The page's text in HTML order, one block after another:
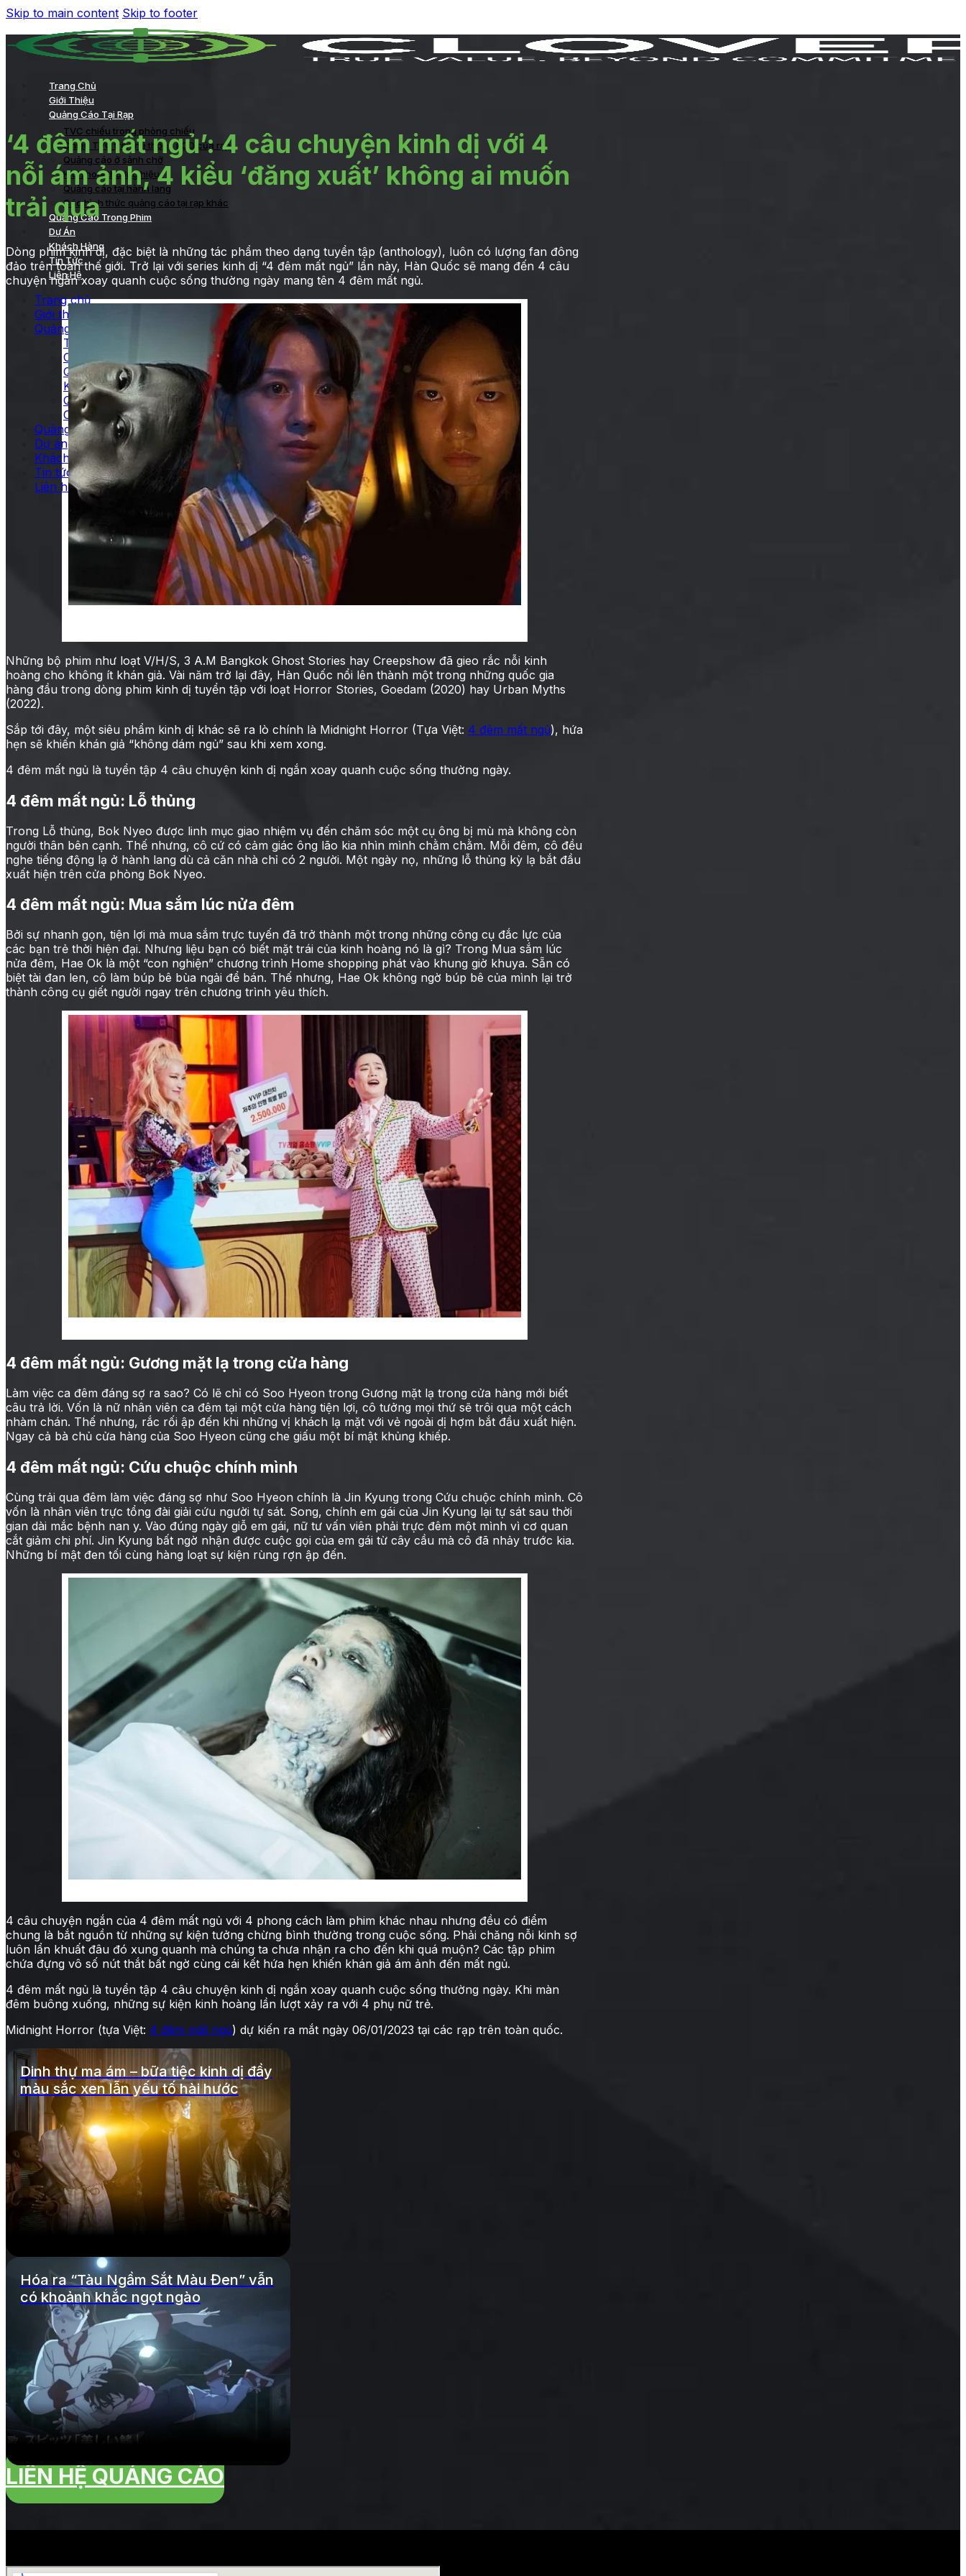
Skip to main content Skip to footer
Trang Chủ
Giới Thiệu
Quảng Cáo Tại Rạp
TVC chiếu trong phòng chiếu
Chiếu TVC trên hệ thống LCD của rạp
Quảng cáo ở sảnh chờ
Kích hoạt thương hiệu
Quảng cáo tại hành lang
Các hình thức quảng cáo tại rạp khác
Quảng Cáo Trong Phim
Dự Án
Khách Hàng
Tin Tức
Liên Hệ
Trang chủ
Giới thiệu
Quảng cáo tại rạp
TVC chiếu trong phòng chiếu
Chiếu TVC trên hệ thống LCD của rạp
Quảng cáo ở sảnh chờ
Kích hoạt thương hiệu
Quảng cáo tại hành lang
Các hình thức quảng cáo tại rạp khác
Quảng cáo trong phim
Dự án
Khách hàng
Tin tức
Liên hệ
‘4 đêm mất ngủ’: 4 câu chuyện kinh dị với 4
nỗi ám ảnh, 4 kiểu ‘đăng xuất’ không ai muốn
trải qua
Dòng phim kinh dị, đặc biệt là những tác phẩm theo dạng tuyển tập (anthology), luôn có lượng fan đông
đảo trên toàn thế giới. Trở lại với series kinh dị “4 đêm mất ngủ” lần này, Hàn Quốc sẽ mang đến 4 câu
chuyện ngắn xoay quanh cuộc sống thường ngày mang tên 4 đêm mất ngủ.
Những bộ phim như loạt V/H/S, 3 A.M Bangkok Ghost Stories hay Creepshow đã gieo rắc nỗi kinh
hoàng cho không ít khán giả. Vài năm trở lại đây, Hàn Quốc nổi lên thành một trong những quốc gia
hàng đầu trong dòng phim kinh dị tuyển tập với loạt Horror Stories, Goedam (2020) hay Urban Myths
(2022).
Sắp tới đây, một siêu phẩm kinh dị khác sẽ ra lò chính là Midnight Horror (Tựa Việt: 4 đêm mất ngủ), hứa
hẹn sẽ khiến khán giả “không dám ngủ” sau khi xem xong.
4 đêm mất ngủ là tuyển tập 4 câu chuyện kinh dị ngắn xoay quanh cuộc sống thường ngày.
4 đêm mất ngủ: Lỗ thủng
Trong Lỗ thủng, Bok Nyeo được linh mục giao nhiệm vụ đến chăm sóc một cụ ông bị mù mà không còn
người thân bên cạnh. Thế nhưng, cô cứ có cảm giác ông lão kia nhìn mình chằm chằm. Mỗi đêm, cô đều
nghe tiếng động lạ ở hành lang dù cả căn nhà chỉ có 2 người. Một ngày nọ, những lỗ thủng kỳ lạ bắt đầu
xuất hiện trên cửa phòng Bok Nyeo.
4 đêm mất ngủ: Mua sắm lúc nửa đêm
Bởi sự nhanh gọn, tiện lợi mà mua sắm trực tuyến đã trở thành một trong những công cụ đắc lực của
các bạn trẻ thời hiện đại. Nhưng liệu bạn có biết mặt trái của kinh hoàng nó là gì? Trong Mua sắm lúc
nửa đêm, Hae Ok là một “con nghiện” chương trình Home shopping phát vào khung giờ khuya. Sẵn có
biệt tài đan len, cô làm búp bê bùa ngải để bán. Thế nhưng, Hae Ok không ngờ búp bê của mình lại trở
thành công cụ giết người ngay trên chương trình yêu thích.
4 đêm mất ngủ: Gương mặt lạ trong cửa hàng
Làm việc ca đêm đáng sợ ra sao? Có lẽ chỉ có Soo Hyeon trong Gương mặt lạ trong cửa hàng mới biết
câu trả lời. Vốn là nữ nhân viên ca đêm tại một cửa hàng tiện lợi, cô tưởng mọi thứ sẽ trôi qua một cách
nhàm chán. Thế nhưng, rắc rối ập đến khi những vị khách lạ mặt với vẻ ngoài dị hợm bắt đầu xuất hiện.
Ngay cả bà chủ cửa hàng của Soo Hyeon cũng che giấu một bí mật khủng khiếp.
4 đêm mất ngủ: Cứu chuộc chính mình
Cùng trải qua đêm làm việc đáng sợ như Soo Hyeon chính là Jin Kyung trong Cứu chuộc chính mình. Cô
vốn là nhân viên trực tổng đài giải cứu người tự sát. Song, chính em gái của Jin Kyung lại tự sát sau thời
gian dài mắc bệnh nan y. Vào đúng ngày giỗ em gái, nữ tư vấn viên phải trực đêm một mình vì cơ quan
cắt giảm chi phí. Jin Kyung bất ngờ nhận được cuộc gọi của em gái từ cây cầu mà cô đã nhảy trước kia.
Những bí mật đen tối cùng hàng loạt sự kiện rùng rợn ập đến.
4 câu chuyện ngắn của 4 đêm mất ngủ với 4 phong cách làm phim khác nhau nhưng đều có điểm
chung là bắt nguồn từ những sự kiện tưởng chừng bình thường trong cuộc sống. Phải chăng nỗi kinh sợ
luôn lẩn khuất đâu đó xung quanh mà chúng ta chưa nhận ra cho đến khi quá muộn? Các tập phim
chứa đựng vô số nút thắt bất ngờ cùng cái kết hứa hẹn khiến khán giả ám ảnh đến mất ngủ.
4 đêm mất ngủ là tuyển tập 4 câu chuyện kinh dị ngắn xoay quanh cuộc sống thường ngày. Khi màn
đêm buông xuống, những sự kiện kinh hoàng lần lượt xảy ra với 4 phụ nữ trẻ.
Midnight Horror (tựa Việt: 4 đêm mất ngủ) dự kiến ra mắt ngày 06/01/2023 tại các rạp trên toàn quốc.
Dinh thự ma ám – bữa tiệc kinh dị đầy
màu sắc xen lẫn yếu tố hài hước
Hóa ra “Tàu Ngầm Sắt Màu Đen” vẫn
có khoảnh khắc ngọt ngào
LIÊN HỆ QUẢNG CÁO